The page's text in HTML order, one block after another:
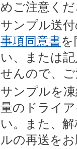
めご注意く
サンプル送
事項同意書を
い、または
せんので、
サンプルを
量のドライ
い。また、
ルの再送を